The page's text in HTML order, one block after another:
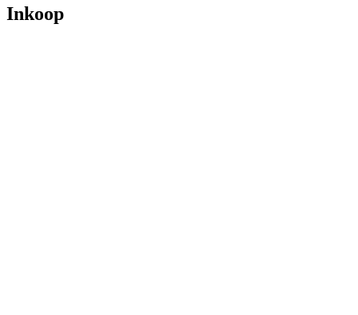
Inkoop